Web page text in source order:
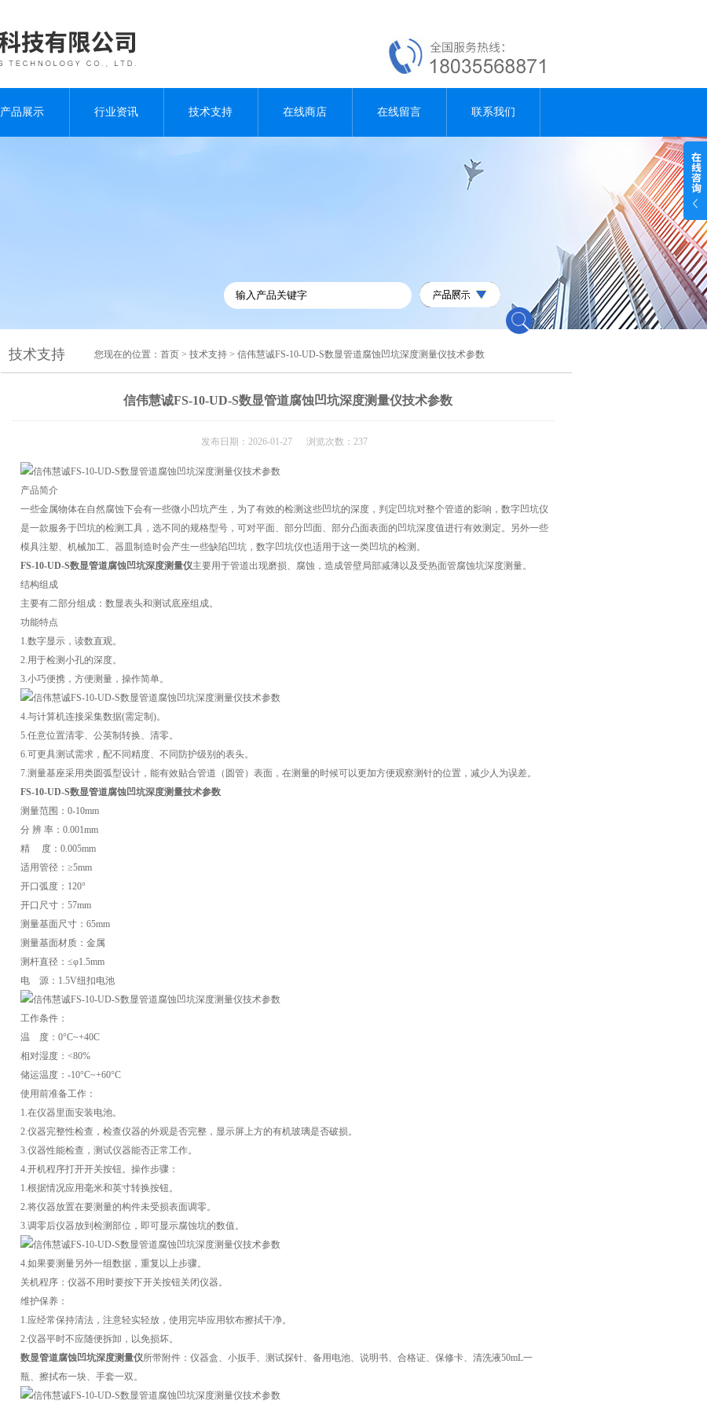
产品展示 行业资讯 技术支持 在线商店 在线留言 联系我们
技术支持 您现在的位置： 首页 > 技术支持 > 信伟慧诚FS-10-UD-S数显管道腐蚀凹坑深度测量仪技术参数
信伟慧诚FS-10-UD-S数显管道腐蚀凹坑深度测量仪技术参数
发布日期：2026-01-27 浏览次数：237
产品简介
一些金属物体在自然腐蚀下会有一些微小凹坑产生，为了有效的检测这些凹坑的深度，判定凹坑对整个管道的影响，数字凹坑仪
是一款服务于凹坑的检测工具，选不同的规格型号，可对平面、部分凹面、部分凸面表面的凹坑深度值进行有效测定。另外一些
模具注塑、机械加工、器皿制造时会产生一些缺陷凹坑，数字凹坑仪也适用于这一类凹坑的检测。
FS-10-UD-S数显管道腐蚀凹坑深度测量仪主要用于管道出现磨损、腐蚀，造成管壁局部减薄以及受热面管腐蚀坑深度测量。
结构组成
主要有二部分组成：数显表头和测试底座组成。
功能特点
1.数字显示，读数直观。
2.用于检测小孔的深度。
3.小巧便携，方便测量，操作简单。
4.与计算机连接采集数据(需定制)。
5.任意位置清零、公英制转换、清零。
6.可更具测试需求，配不同精度、不同防护级别的表头。
7.测量基座采用类圆弧型设计，能有效贴合管道（圆管）表面，在测量的时候可以更加方便观察测针的位置，减少人为误差。
FS-10-UD-S数显管道腐蚀凹坑深度测量技术参数
测量范围：0-10mm
分 辨 率：0.001mm
精 度：0.005mm
适用管径：≥5mm
开口弧度：120°
开口尺寸：57mm
测量基面尺寸：65mm
测量基面材质：金属
测杆直径：≤φ1.5mm
电 源：1.5V纽扣电池
工作条件：
温 度：0°C~+40C
相对湿度：<80%
储运温度：-10°C~+60°C
使用前准备工作：
1.在仪器里面安装电池。
2.仪器完整性检查，检查仪器的外观是否完整，显示屏上方的有机玻璃是否破损。
3.仪器性能检查，测试仪器能否正常工作。
4.开机程序打开开关按钮。操作步骤：
1.根据情况应用毫米和英寸转换按钮。
2.将仪器放置在要测量的构件未受损表面调零。
3.调零后仪器放到检测部位，即可显示腐蚀坑的数值。
4.如果要测量另外一组数据，重复以上步骤。
关机程序：仪器不用时要按下开关按钮关闭仪器。
维护保养：
1.应经常保持清法，注意轻实轻放，使用完毕应用软布擦拭干净。
2.仪器平时不应随便拆卸，以免损坏。
数显管道腐蚀凹坑深度测量仪所带附件：仪器盒、小扳手、测试探针、备用电池、说明书、合格证、保修卡、清洗液50mL一
瓶、擦拭布一块、手套一双。